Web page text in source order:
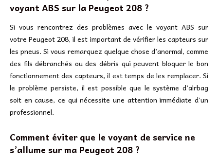
voyant ABS sur la Peugeot 208 ?
Si vous rencontrez des problèmes avec le voyant ABS sur
votre Peugeot 208, il est important de vérifier les capteurs sur
les pneus. Si vous remarquez quelque chose d’anormal, comme
des fils débranchés ou des débris qui peuvent bloquer le bon
fonctionnement des capteurs, il est temps de les remplacer. Si
le problème persiste, il est possible que le système d’airbag
soit en cause, ce qui nécessite une attention immédiate d’un
professionnel.
Comment éviter que le voyant de service ne
s’allume sur ma Peugeot 208 ?